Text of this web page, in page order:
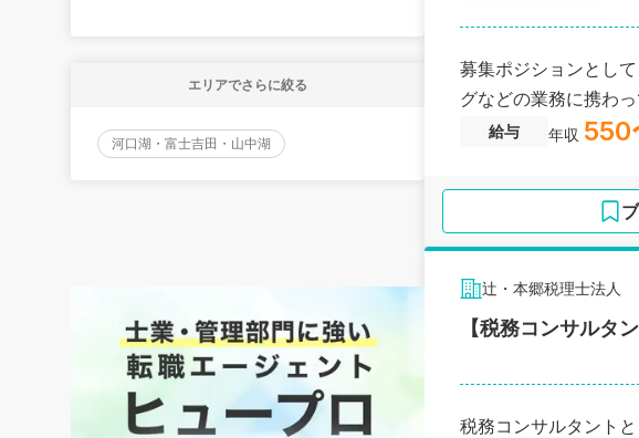
エリアでさらに絞る
河口湖・富士吉田・山中湖
募集ポジションとし
グなどの業務に携わ
給与 年収 550
辻・本郷税理士法人
【税務コンサルタ
税務コンサルタント